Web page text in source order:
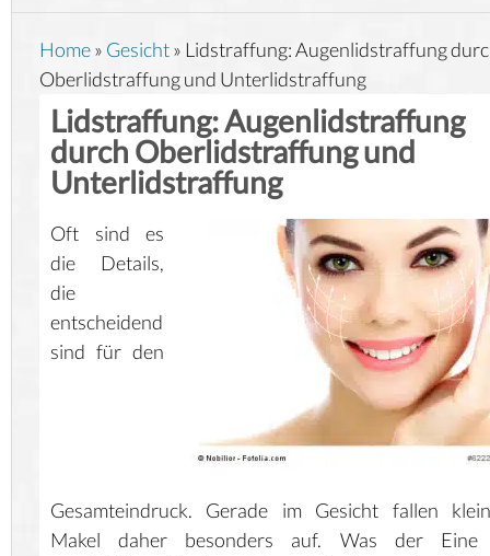
Home» Gesicht» Lidstraffung: Augenlidstraffung
Oberlidstraffung und Unterlidstraffung
Lidstraffung: Augenlidstraffung
durch Oberlidstraffung und
Unterlidstraffung
Oft sind es
die Details,
die
entscheidend
sind für den
Gesamteindruck. Gerade im Gesicht fallen
Makel daher besonders auf. Was der Eine